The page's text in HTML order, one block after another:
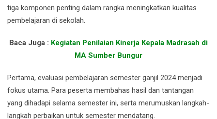
tiga komponen penting dalam rangka meningkatkan kualitas
pembelajaran di sekolah.
Baca Juga : Kegiatan Penilaian Kinerja Kepala Madrasah di
MA Sumber Bungur
Pertama, evaluasi pembelajaran semester ganjil 2024 menjadi
fokus utama. Para peserta membahas hasil dan tantangan
yang dihadapi selama semester ini, serta merumuskan langkah-
langkah perbaikan untuk semester mendatang.